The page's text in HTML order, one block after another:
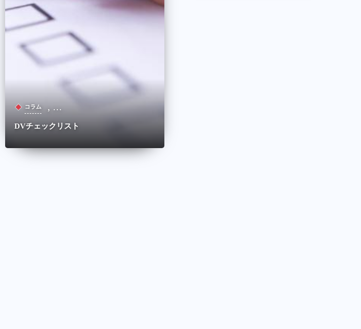
コラム , …
DVチェックリスト